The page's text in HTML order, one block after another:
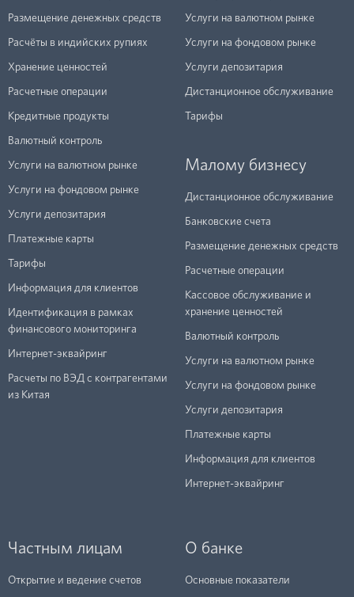
Размещение денежных средств
Расчёты в индийских рупиях
Хранение ценностей
Расчетные операции
Кредитные продукты
Валютный контроль
Услуги на валютном рынке
Услуги на фондовом рынке
Услуги депозитария
Платежные карты
Тарифы
Информация для клиентов
Идентификация в рамках
финансового мониторинга
Интернет-эквайринг
Расчеты по ВЭД с контрагентами
из Китая
Услуги на валютном рынке
Услуги на фондовом рынке
Услуги депозитария
Дистанционное обслуживание
Тарифы
Малому бизнесу
Дистанционное обслуживание
Банковские счета
Размещение денежных средств
Расчетные операции
Кассовое обслуживание и
хранение ценностей
Валютный контроль
Услуги на валютном рынке
Услуги на фондовом рынке
Услуги депозитария
Платежные карты
Информация для клиентов
Интернет-эквайринг
Частным лицам
Открытие и ведение счетов
О банке
Основные показатели